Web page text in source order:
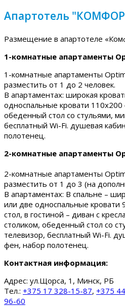
Апартотель
Размещение в апартотеле
1-комнатные апартаменты
1-комнатные апартаменты
разместить от 1 до 2 человек.
В апартаментах: широкая
односпальные кровати
обеденный стол со стульями,
бесплатный Wi-Fi. душевая
полотенец.
2-комнатные апартаменты
2-комнатные апартаменты
разместить от 1 до 3 (на
В апартаментах: В спальне –
или две односпальные кровати
стол, в гостиной – диван с
столиком, обеденный стол со
телевизор, бесплатный Wi-Fi.
фен, набор полотенец.
Контактная информация:
Адрес: ул.Щорса, 1, Минск, РБ
Тел.: +375 17 328-15-87, +375
96-60